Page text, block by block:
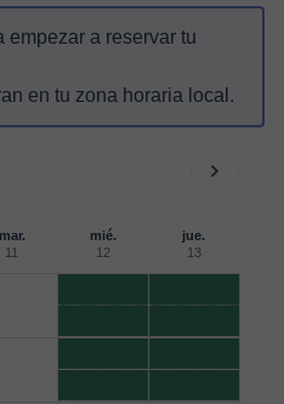
empezar a reservar tu
en tu zona horaria local.
mar.
11
mié.
12
jue.
13